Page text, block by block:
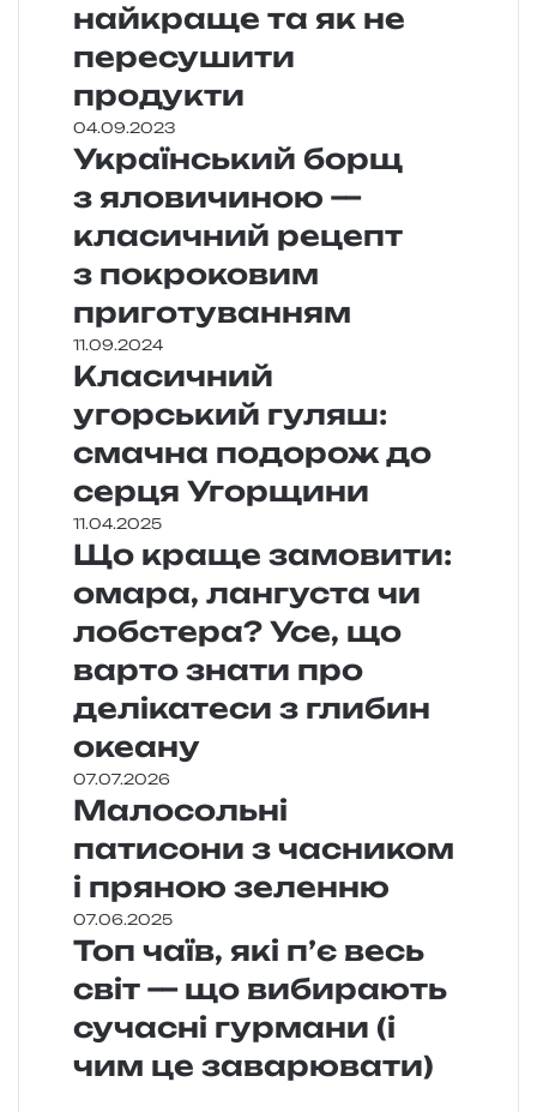
найкраще та як не
пересушити
продукти
04.09.2023
Український борщ
з яловичиною —
класичний рецепт
з покроковим
приготуванням
11.09.2024
Класичний
угорський гуляш:
смачна подорож до
серця Угорщини
11.04.2025
Що краще замовити:
омара, лангуста чи
лобстера? Усе, що
варто знати про
делікатеси з глибин
океану
07.07.2026
Малосольні
патисони з часником
і пряною зеленню
07.06.2025
Топ чаїв, які п’є весь
світ — що вибирають
сучасні гурмани (і
чим це заварювати)